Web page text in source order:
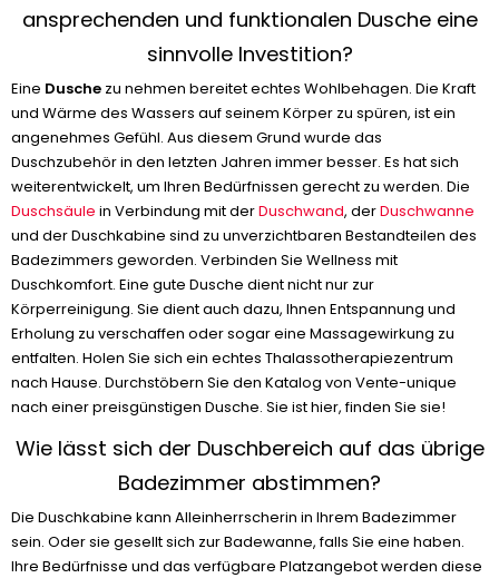
ansprechenden und funktionalen Dusche eine
sinnvolle Investition?
Eine Dusche zu nehmen bereitet echtes Wohlbehagen. Die Kraft
und Wärme des Wassers auf seinem Körper zu spüren, ist ein
angenehmes Gefühl. Aus diesem Grund wurde das
Duschzubehör in den letzten Jahren immer besser. Es hat sich
weiterentwickelt, um Ihren Bedürfnissen gerecht zu werden. Die
Duschsäule in Verbindung mit derDuschwand, derDuschwanne
und der Duschkabine sind zu unverzichtbaren Bestandteilen des
Badezimmers geworden. Verbinden Sie Wellness mit
Duschkomfort. Eine gute Dusche dient nicht nur zur
Körperreinigung. Sie dient auch dazu, Ihnen Entspannung und
Erholung zu verschaffen oder sogar eine Massagewirkung zu
entfalten. Holen Sie sich ein echtes Thalassotherapiezentrum
nach Hause. Durchstöbern Sie den Katalog von Vente-unique
nach einer preisgünstigen Dusche. Sie ist hier, finden Sie sie!
Wie lässt sich der Duschbereich auf das übrige
Badezimmer abstimmen?
Die Duschkabine kann Alleinherrscherin in Ihrem Badezimmer
sein. Oder sie gesellt sich zur Badewanne, falls Sie eine haben.
Ihre Bedürfnisse und das verfügbare Platzangebot werden diese